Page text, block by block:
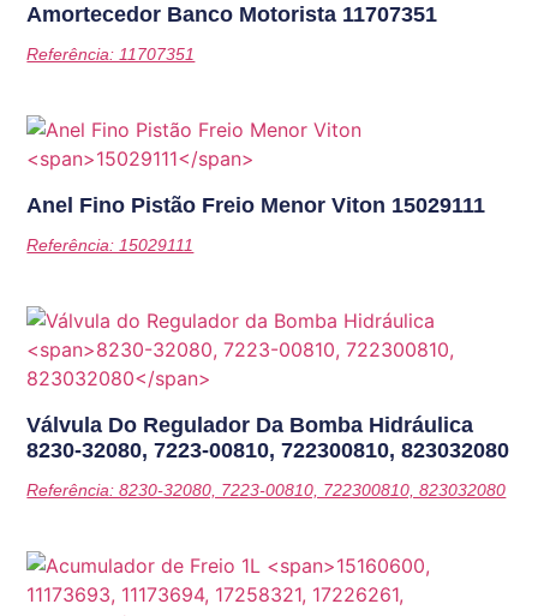
Amortecedor Banco Motorista 11707351
Referência: 11707351
Anel Fino Pistão Freio Menor Viton 15029111
Referência: 15029111
Válvula Do Regulador Da Bomba Hidráulica
8230-32080, 7223-00810, 722300810, 823032080
Referência: 8230-32080, 7223-00810, 722300810, 823032080